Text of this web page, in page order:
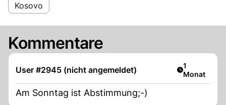
Kosovo
Kommentare
User #2945 (nicht angemeldet) Artikel
1
Monat
Am Sonntag ist Abstimmung;-)